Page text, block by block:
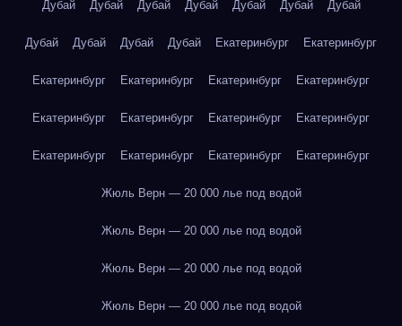
Дубай Дубай Дубай Дубай Дубай Дубай Дубай
Дубай Дубай Дубай Дубай Екатеринбург Екатеринбург
Екатеринбург Екатеринбург Екатеринбург Екатеринбург
Екатеринбург Екатеринбург Екатеринбург Екатеринбург
Екатеринбург Екатеринбург Екатеринбург Екатеринбург
Жюль Верн — 20 000 лье под водой
Жюль Верн — 20 000 лье под водой
Жюль Верн — 20 000 лье под водой
Жюль Верн — 20 000 лье под водой